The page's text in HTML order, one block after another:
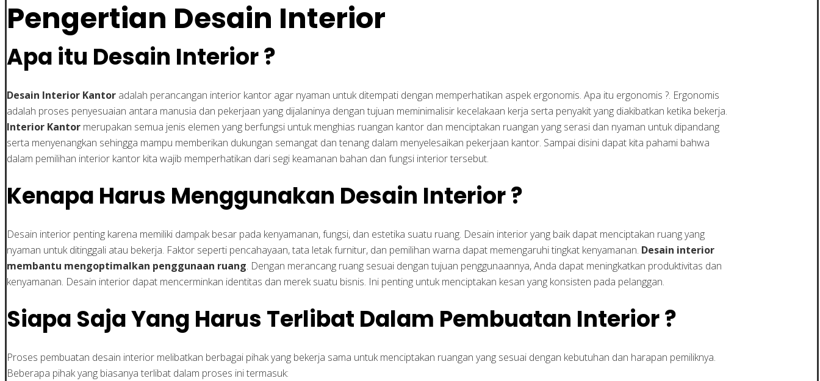
Pengertian Desain Interior
Apa itu Desain Interior ?
Desain Interior Kantor adalah perancangan interior kantor agar nyaman untuk ditempati dengan memperhatikan aspek ergonomis. Apa itu ergonomis ?. Ergonomis
adalah proses penyesuaian antara manusia dan pekerjaan yang dijalaninya dengan tujuan meminimalisir kecelakaan kerja serta penyakit yang diakibatkan ketika bekerja.
Interior Kantor merupakan semua jenis elemen yang berfungsi untuk menghias ruangan kantor dan menciptakan ruangan yang serasi dan nyaman untuk dipandang
serta menyenangkan sehingga mampu memberikan dukungan semangat dan tenang dalam menyelesaikan pekerjaan kantor. Sampai disini dapat kita pahami bahwa
dalam pemilihan interior kantor kita wajib memperhatikan dari segi keamanan bahan dan fungsi interior tersebut.
Kenapa Harus Menggunakan Desain Interior ?
Desain interior penting karena memiliki dampak besar pada kenyamanan, fungsi, dan estetika suatu ruang. Desain interior yang baik dapat menciptakan ruang yang
nyaman untuk ditinggali atau bekerja. Faktor seperti pencahayaan, tata letak furnitur, dan pemilihan warna dapat memengaruhi tingkat kenyamanan. Desain interior
membantu mengoptimalkan penggunaan ruang. Dengan merancang ruang sesuai dengan tujuan penggunaannya, Anda dapat meningkatkan produktivitas dan
kenyamanan. Desain interior dapat mencerminkan identitas dan merek suatu bisnis. Ini penting untuk menciptakan kesan yang konsisten pada pelanggan.
Siapa Saja Yang Harus Terlibat Dalam Pembuatan Interior ?
Proses pembuatan desain interior melibatkan berbagai pihak yang bekerja sama untuk menciptakan ruangan yang sesuai dengan kebutuhan dan harapan pemiliknya.
Beberapa pihak yang biasanya terlibat dalam proses ini termasuk: